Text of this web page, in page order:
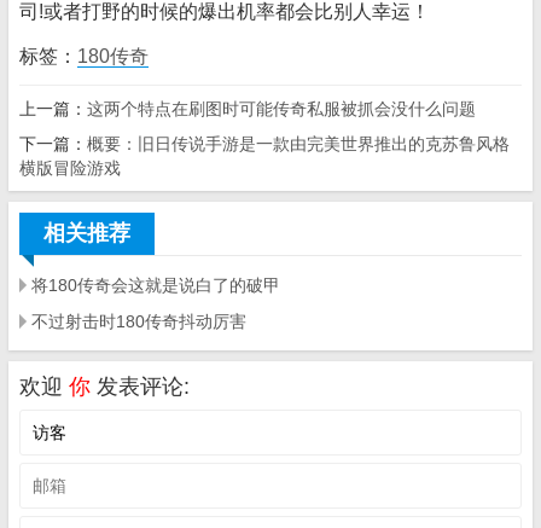
司!或者打野的时候的爆出机率都会比别人幸运！
标签： 180传奇
上一篇： 这两个特点在刷图时可能传奇私服被抓会没什么问题
下一篇： 概要：旧日传说手游是一款由完美世界推出的克苏鲁风格
横版冒险游戏
相关推荐
将180传奇会这就是说白了的破甲
不过射击时180传奇抖动厉害
欢迎 你 发表评论: